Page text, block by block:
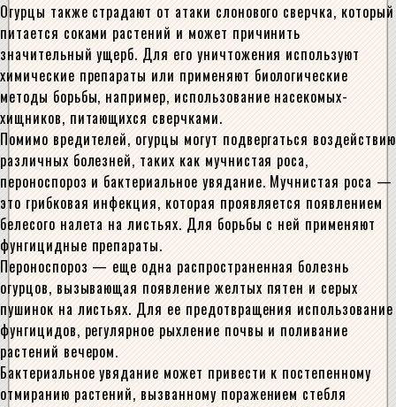
Огурцы также страдают от атаки слонового сверчка, который
питается соками растений и может причинить
значительный ущерб. Для его уничтожения используют
химические препараты или применяют биологические
методы борьбы, например, использование насекомых-
хищников, питающихся сверчками.
Помимо вредителей, огурцы могут подвергаться воздействию
различных болезней, таких как мучнистая роса,
пероноспороз и бактериальное увядание. Мучнистая роса —
это грибковая инфекция, которая проявляется появлением
белесого налета на листьях. Для борьбы с ней применяют
фунгицидные препараты.
Пероноспороз — еще одна распространенная болезнь
огурцов, вызывающая появление желтых пятен и серых
пушинок на листьях. Для ее предотвращения использование
фунгицидов, регулярное рыхление почвы и поливание
растений вечером.
Бактериальное увядание может привести к постепенному
отмиранию растений, вызванному поражением стебля